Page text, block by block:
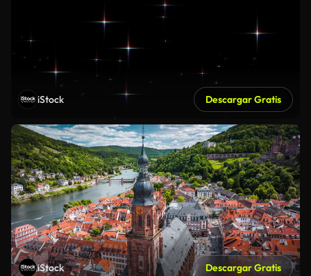
iStock Descargar Gratis
iStock Descargar Gratis